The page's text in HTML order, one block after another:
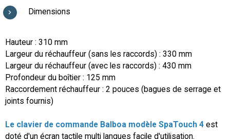
Dimensions
Hauteur : 310 mm
Largeur du réchauffeur (sans les raccords) : 330 mm
Largeur du réchauffeur (avec les raccords) : 430 mm
Profondeur du boîtier : 125 mm
Raccordement réchauffeur : 2 pouces (bagues de serrage et
joints fournis)
Le clavier de commande Balboa modèle SpaTouch 4 est
doté d'un écran tactile multi langues facile d'utilisation.